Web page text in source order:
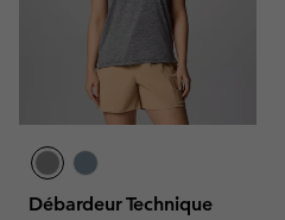
Débardeur Technique